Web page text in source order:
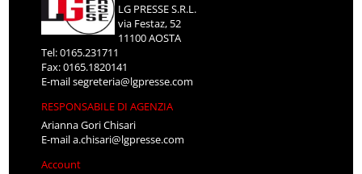
LG PRESSE S.R.L.
via Festaz, 52
11100 AOSTA
Tel: 0165.231711
Fax: 0165.1820141
E-mailsegreteria@lgpresse.com
RESPONSABILE DI AGENZIA
Arianna Gori Chisari
E-maila.chisari@lgpresse.com
Account